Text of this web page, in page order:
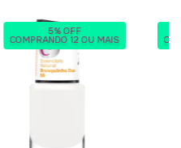
5% OFF
COMPRANDO 12 OU MAIS